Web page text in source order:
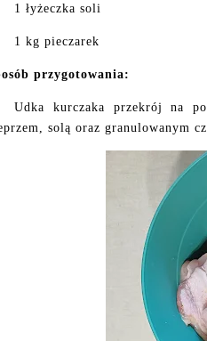
1 łyżeczka soli
1 kg pieczarek
przygotowania:
Udka kurczaka przekrój na
solą oraz granulowanym